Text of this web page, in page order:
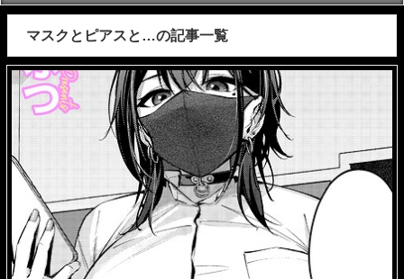
マスクとピアスと…の記事一覧